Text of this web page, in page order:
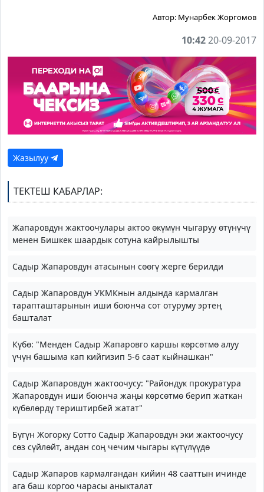
Автор: Мунарбек Жоргомов
10:4220-09-2017
Жазылуу
ТЕКТЕШ КАБАРЛАР:
Жапаровдун жактоочулары актоо өкүмүн чыгаруу өтүнүчү
менен Бишкек шаардык сотуна кайрылышты
Садыр Жапаровдун атасынын сөөгү жерге берилди
Садыр Жапаровдун УКМКнын алдында кармалган
тарапташтарынын иши боюнча сот отуруму эртең
башталат
Күбө: "Менден Садыр Жапаровго каршы көрсөтмө алуу
үчүн башыма кап кийгизип 5-6 саат кыйнашкан"
Садыр Жапаровдун жактоочусу: "Райондук прокуратура
Жапаровдун иши боюнча жаңы көрсөтмө берип жаткан
күбөлөрдү териштирбей жатат"
Бүгүн Жогорку Сотто Садыр Жапаровдун эки жактоочусу
сөз сүйлөйт, андан соң чечим чыгары күтүлүүдө
Садыр Жапаров кармалгандан кийин 48 сааттын ичинде
ага баш коргоо чарасы аныкталат